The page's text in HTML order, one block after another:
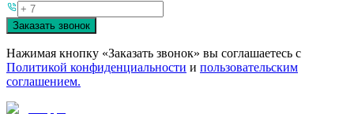
Заказать звонок
Нажимая кнопку «Заказать звонок» вы соглашаетесь с
Политикой конфиденциальности и пользовательским
соглашением.